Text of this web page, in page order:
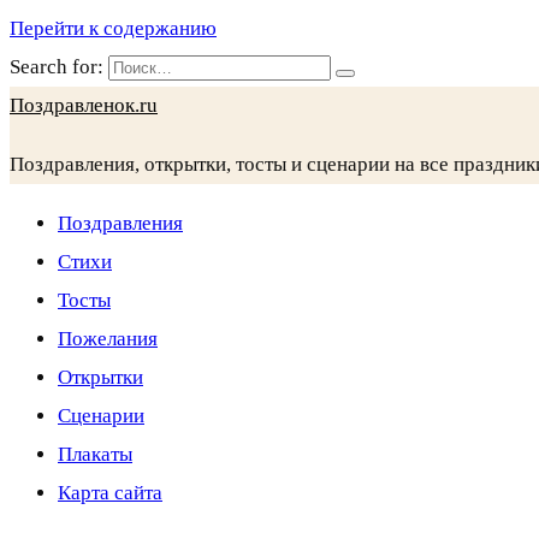
Перейти к содержанию
Search for:
Поздравленок.ru
Поздравления, открытки, тосты и сценарии на все
Поздравления
Стихи
Тосты
Пожелания
Открытки
Сценарии
Плакаты
Карта сайта